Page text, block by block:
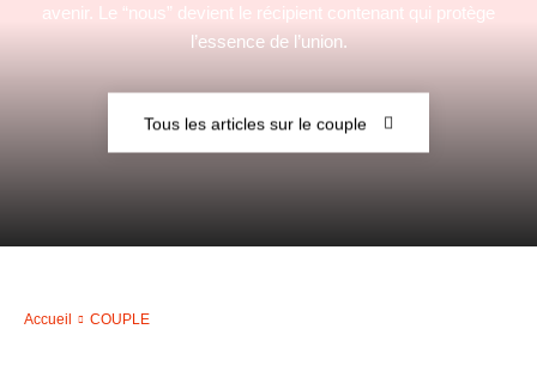
–
avenir. Le “nous” devient le récipient contenant qui protège
l’essence de l’union.
Tous les articles sur le couple
Accueil COUPLE